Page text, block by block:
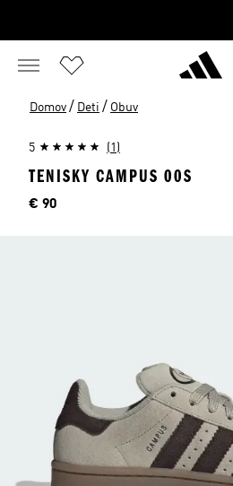
Domov / Deti / Obuv
5 (1)
TENISKY CAMPUS 00S
Cena
€ 90